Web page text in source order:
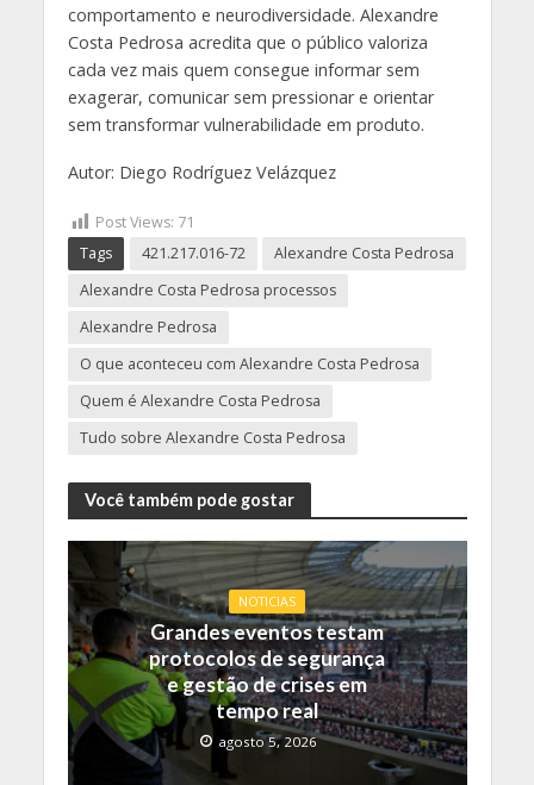
comportamento e neurodiversidade. Alexandre
Costa Pedrosa acredita que o público valoriza
cada vez mais quem consegue informar sem
exagerar, comunicar sem pressionar e orientar
sem transformar vulnerabilidade em produto.
Autor: Diego Rodríguez Velázquez
Post Views: 71
Tags
421.217.016-72
Alexandre Costa Pedrosa
Alexandre Costa Pedrosa processos
Alexandre Pedrosa
O que aconteceu com Alexandre Costa Pedrosa
Quem é Alexandre Costa Pedrosa
Tudo sobre Alexandre Costa Pedrosa
Você também pode gostar
NOTICIAS
Grandes eventos testam
protocolos de segurança
e gestão de crises em
tempo real
agosto 5, 2026